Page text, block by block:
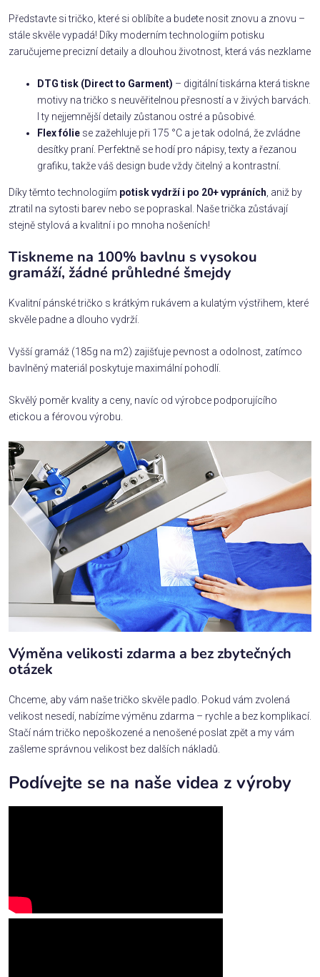
Představte si tričko, které si oblíbíte a budete nosit znovu a znovu –
stále skvěle vypadá! Díky moderním technologiím potisku
zaručujeme precizní detaily a dlouhou životnost, která vás nezklame
DTG tisk (Direct to Garment) – digitální tiskárna která tiskne
motivy na tričko s neuvěřitelnou přesností a v živých barvách.
I ty nejjemnější detaily zůstanou ostré a působivé.
Flex fólie se zažehluje při 175 °C a je tak odolná, že zvládne
desítky praní. Perfektně se hodí pro nápisy, texty a řezanou
grafiku, takže váš design bude vždy čitelný a kontrastní.
Díky těmto technologiím potisk vydrží i po 20+ vypráních , aniž by
ztratil na sytosti barev nebo se popraskal. Naše trička zůstávají
stejně stylová a kvalitní i po mnoha nošeních!
Tiskneme na 100% bavlnu s vysokou
gramáží, žádné průhledné šmejdy
Kvalitní pánské tričko s krátkým rukávem a kulatým výstřihem, které
skvěle padne a dlouho vydrží.
Vyšší gramáž (185g na m2) zajišťuje pevnost a odolnost, zatímco
bavlněný materiál poskytuje maximální pohodlí.
Skvělý poměr kvality a ceny, navíc od výrobce podporujícího
etickou a férovou výrobu.
Výměna velikosti zdarma a bez zbytečných
otázek
Chceme, aby vám naše tričko skvěle padlo. Pokud vám zvolená
velikost nesedí, nabízíme výměnu zdarma – rychle a bez komplikací.
Stačí nám tričko nepoškozené a nenošené poslat zpět a my vám
zašleme správnou velikost bez dalších nákladů.
Podívejte se na naše videa z výroby